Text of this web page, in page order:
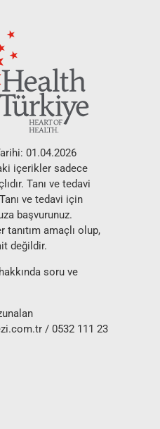
01.04.2026
içerikler sadece
Tanı ve tedavi
ve tedavi için
başvurunuz.
tanıtım amaçlı olup,
değildir.
soru ve
/ 0532 111 23